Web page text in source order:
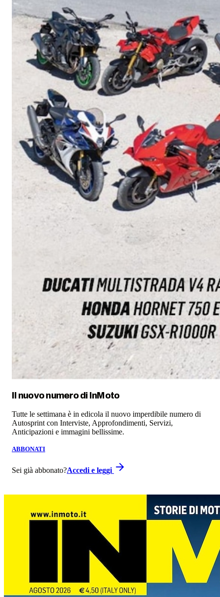
Il nuovo numero di InMoto
Tutte le settimana è in edicola il nuovo imperdibile numero di
Autosprint con Interviste, Approfondimenti, Servizi,
Anticipazioni e immagini bellissime.
ABBONATI
Sei già abbonato?Accedi e leggi